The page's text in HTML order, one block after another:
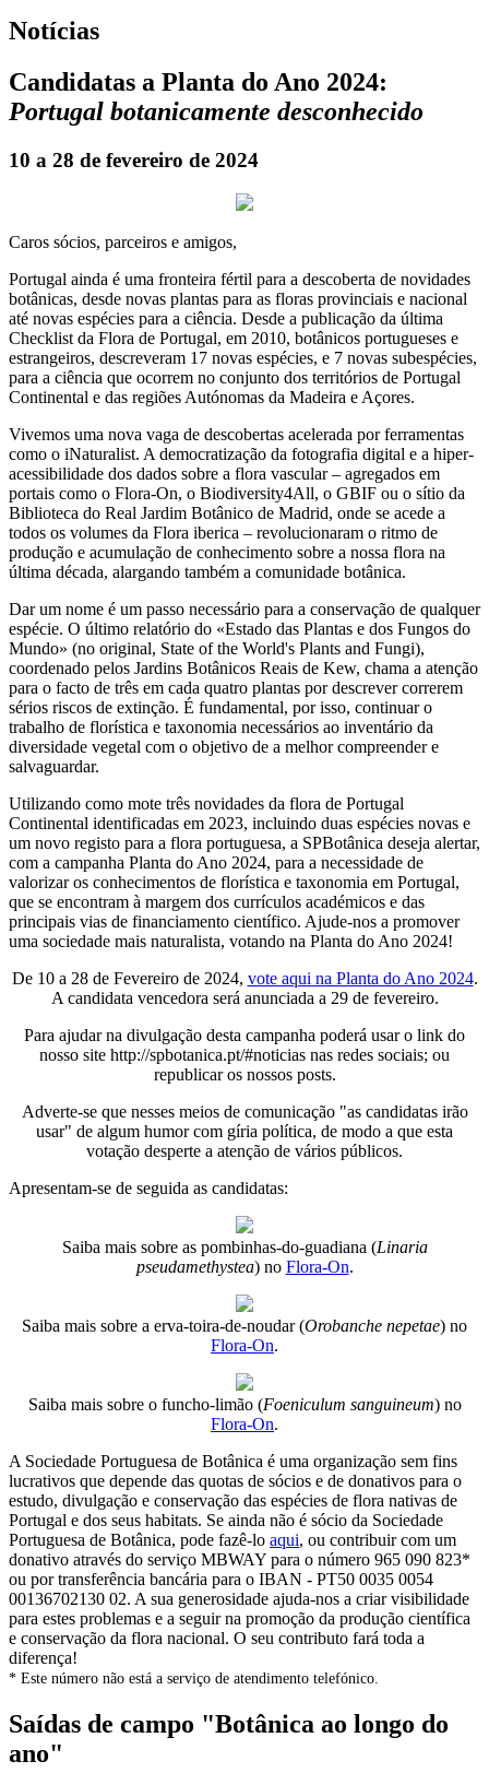
Notícias
Candidatas a Planta do Ano 2024:
Portugal botanicamente desconhecido
10 a 28 de fevereiro de 2024
Caros sócios, parceiros e amigos,
Portugal ainda é uma fronteira fértil para a descoberta de novidades
botânicas, desde novas plantas para as floras provinciais e nacional
até novas espécies para a ciência. Desde a publicação da última
Checklist da Flora de Portugal, em 2010, botânicos portugueses e
estrangeiros, descreveram 17 novas espécies, e 7 novas subespécies,
para a ciência que ocorrem no conjunto dos territórios de Portugal
Continental e das regiões Autónomas da Madeira e Açores.
Vivemos uma nova vaga de descobertas acelerada por ferramentas
como o iNaturalist. A democratização da fotografia digital e a hiper-
acessibilidade dos dados sobre a flora vascular – agregados em
portais como o Flora-On, o Biodiversity4All, o GBIF ou o sítio da
Biblioteca do Real Jardim Botânico de Madrid, onde se acede a
todos os volumes da Flora iberica – revolucionaram o ritmo de
produção e acumulação de conhecimento sobre a nossa flora na
última década, alargando também a comunidade botânica.
Dar um nome é um passo necessário para a conservação de qualquer
espécie. O último relatório do «Estado das Plantas e dos Fungos do
Mundo» (no original, State of the World's Plants and Fungi),
coordenado pelos Jardins Botânicos Reais de Kew, chama a atenção
para o facto de três em cada quatro plantas por descrever correrem
sérios riscos de extinção. É fundamental, por isso, continuar o
trabalho de florística e taxonomia necessários ao inventário da
diversidade vegetal com o objetivo de a melhor compreender e
salvaguardar.
Utilizando como mote três novidades da flora de Portugal
Continental identificadas em 2023, incluindo duas espécies novas e
um novo registo para a flora portuguesa, a SPBotânica deseja alertar,
com a campanha Planta do Ano 2024, para a necessidade de
valorizar os conhecimentos de florística e taxonomia em Portugal,
que se encontram à margem dos currículos académicos e das
principais vias de financiamento científico. Ajude-nos a promover
uma sociedade mais naturalista, votando na Planta do Ano 2024!
De 10 a 28 de Fevereiro de 2024, vote aqui na Planta do Ano 2024.
A candidata vencedora será anunciada a 29 de fevereiro.
Para ajudar na divulgação desta campanha poderá usar o link do
nosso site http://spbotanica.pt/#noticias nas redes sociais; ou
republicar os nossos posts.
Adverte-se que nesses meios de comunicação "as candidatas irão
usar" de algum humor com gíria política, de modo a que esta
votação desperte a atenção de vários públicos.
Apresentam-se de seguida as candidatas:
Saiba mais sobre as pombinhas-do-guadiana (Linaria
pseudamethystea) no Flora-On.
Saiba mais sobre a erva-toira-de-noudar (Orobanche nepetae) no
Flora-On.
Saiba mais sobre o funcho-limão (Foeniculum sanguineum) no
Flora-On.
A Sociedade Portuguesa de Botânica é uma organização sem fins
lucrativos que depende das quotas de sócios e de donativos para o
estudo, divulgação e conservação das espécies de flora nativas de
Portugal e dos seus habitats. Se ainda não é sócio da Sociedade
Portuguesa de Botânica, pode fazê-lo aqui, ou contribuir com um
donativo através do serviço MBWAY para o número 965 090 823*
ou por transferência bancária para o IBAN - PT50 0035 0054
00136702130 02. A sua generosidade ajuda-nos a criar visibilidade
para estes problemas e a seguir na promoção da produção científica
e conservação da flora nacional. O seu contributo fará toda a
diferença!
* Este número não está a serviço de atendimento telefónico.
Saídas de campo "Botânica ao longo do
ano"